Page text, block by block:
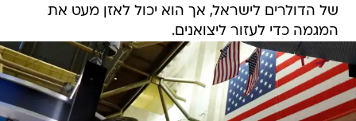
של הדולרים לישראל, אך הוא יכול לאזן מעט את
המגמה כדי לעזור ליצואנים.